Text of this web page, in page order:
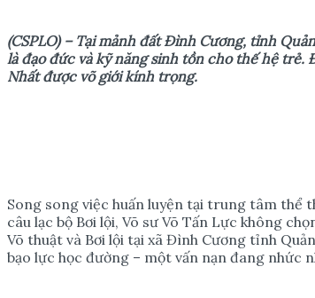
(CSPLO) – Tại mảnh đất Đình Cương, tỉnh
là đạo đức và kỹ năng sinh tồn cho thế hệ trẻ.
Nhất được võ giới kính trọng.
Song song việc huấn luyện tại trung tâm thể
câu lạc bộ Bơi lội, Võ sư Võ Tấn Lực không
Võ thuật và Bơi lội tại xã Đình Cương tỉnh
bạo lực học đường – một vấn nạn đang nhức